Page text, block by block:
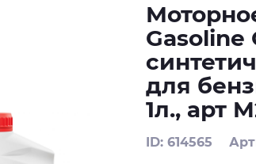
Gasoline
для
1л., арт
ID: 614565